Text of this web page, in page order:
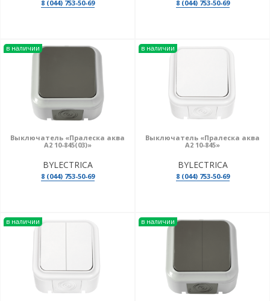
8 (044) 753-50-69 8 (044) 753-50-69
в наличии
Выключатель «Пралеска аква
А2 10-845(03)»
BYLECTRICA
8 (044) 753-50-69
в наличии
Выключатель «Пралеска аква
А2 10-845»
BYLECTRICA
8 (044) 753-50-69
в наличии в наличии